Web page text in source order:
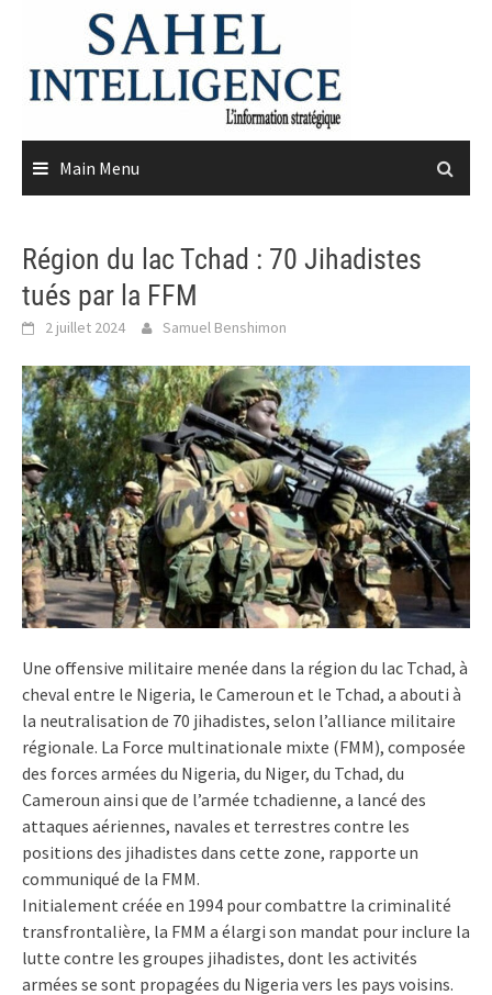
content
Main Menu
Région du lac Tchad : 70 Jihadistes
tués par la FFM
2 juillet 2024 Samuel Benshimon
Une offensive militaire menée dans la région du lac Tchad, à
cheval entre le Nigeria, le Cameroun et le Tchad, a abouti à
la neutralisation de 70 jihadistes, selon l’alliance militaire
régionale. La Force multinationale mixte (FMM), composée
des forces armées du Nigeria, du Niger, du Tchad, du
Cameroun ainsi que de l’armée tchadienne, a lancé des
attaques aériennes, navales et terrestres contre les
positions des jihadistes dans cette zone, rapporte un
communiqué de la FMM.
Initialement créée en 1994 pour combattre la criminalité
transfrontalière, la FMM a élargi son mandat pour inclure la
lutte contre les groupes jihadistes, dont les activités
armées se sont propagées du Nigeria vers les pays voisins.